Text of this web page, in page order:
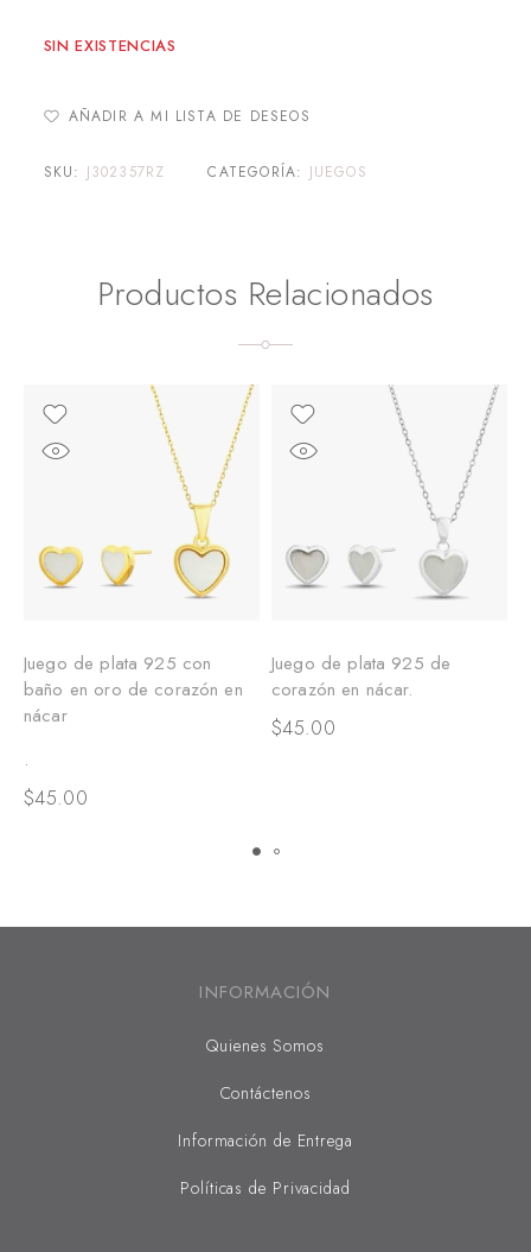
SIN EXISTENCIAS
AÑADIR A MI LISTA DE DESEOS
SKU: J302357RZ CATEGORÍA: JUEGOS
Productos Relacionados
Juego de plata 925 con
baño en oro de corazón en
nácar
.
$45.00
Juego de plata 925 de
corazón en nácar.
$45.00
INFORMACIÓN
Quienes Somos
Contáctenos
Información de Entrega
Políticas de Privacidad